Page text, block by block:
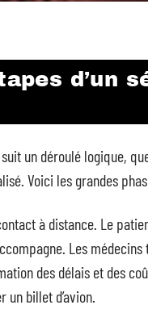
d’un
un déroulé logique,
Voici les grandes
à distance. Le
Les
des délais et des
billet d’avion.